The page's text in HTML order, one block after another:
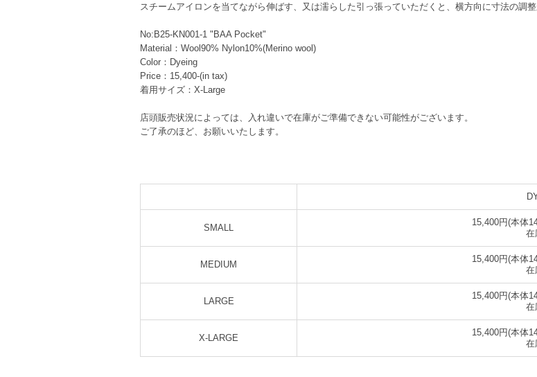
スチームアイロンを当てながら伸ばす、又は濡らした引っ張っていただくと、横方向に寸法の調整
No:B25-KN001-1 "BAA Pocket"
Material：Wool90% Nylon10%(Merino wool)
Color：Dyeing
Price：15,400-(in tax)
着用サイズ：X-Large
店頭販売状況によっては、入れ違いで在庫がご準備できない可能性がございます。
ご了承のほど、お願いいたします。
SMALL
15,400円(本体
在
MEDIUM
15,400円(本体
在
LARGE
15,400円(本体
在
X-LARGE
15,400円(本体
在